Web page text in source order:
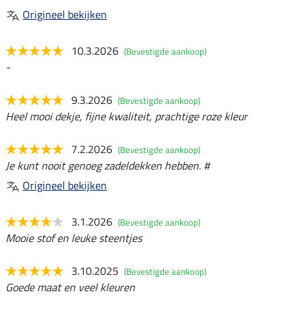
Origineel bekijken
10.3.2026 (Bevestigde aankoop)
-
9.3.2026 (Bevestigde aankoop)
Heel mooi dekje, fijne kwaliteit, prachtige roze kleur
7.2.2026 (Bevestigde aankoop)
Je kunt nooit genoeg zadeldekken hebben. #
Origineel bekijken
3.1.2026 (Bevestigde aankoop)
Mooie stof en leuke steentjes
3.10.2025 (Bevestigde aankoop)
Goede maat en veel kleuren